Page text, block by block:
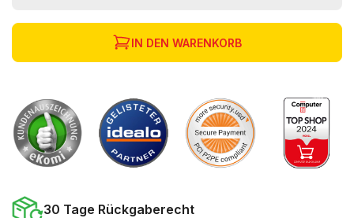
IN DEN WARENKORB
30 Tage Rückgaberecht